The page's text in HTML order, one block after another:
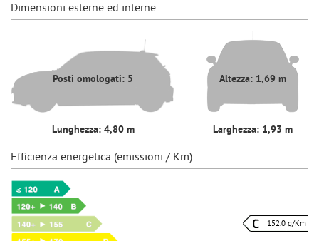
Dimensioni esterne ed interne
Posti omologati: 5
Lunghezza: 4,80 m
Altezza: 1,69 m
Larghezza: 1,93 m
Efficienza energetica (emissioni / Km)
152.0 g/Km